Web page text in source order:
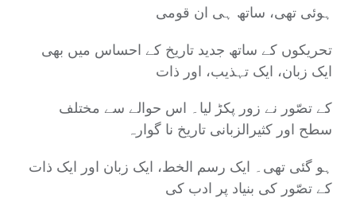
ہوئی تھی، ساتھ ہی ان قومی
تحریکوں کے ساتھ جدید تاریخ کے احساس میں بھی
ایک زبان، ایک تہذیب، اور ذات
کے تصّور نے زور پکڑ لیا۔ اس حوالے سے مختلف
سطح اور کثیرالزبانی تاریخ نا گوارہ
ہو گئی تھی۔ ایک رسم الخط، ایک زبان اور ایک ذات
کے تصّور کی بنیاد پر ادب کی